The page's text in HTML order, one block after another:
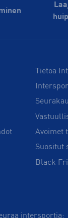
Tietoa
Avoimet
Suositut
Black
intersportia: